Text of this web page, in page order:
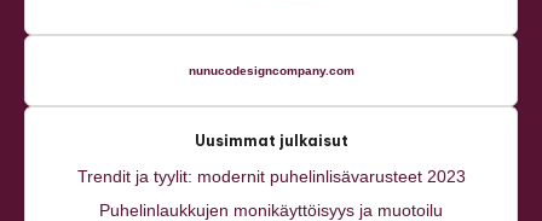
nunucodesigncompany.com
Uusimmat julkaisut
Trendit ja tyylit: modernit puhelinlisävarusteet 2023
Puhelinlaukkujen monikäyttöisyys ja muotoilu